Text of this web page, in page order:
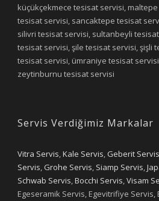
küçükçekmece tesisat servisi,
tesisat servisi, sancaktepe tesisat
silivri tesisat servisi, sultanbeyli
tesisat servisi, şile tesisat servisi, şişli
tesisat servisi, ümraniye tesisat
zeytinburnu tesisat servisi
Servis Verdiğimiz Markalar
Vitra Servis,Kale Servis, Geberit Servis
Servis, Grohe Servis, Siamp Servis,
Schwab Servis,Bocchi Servis,Visam
Egeseramik Servis, Egevitrifiye Servis,